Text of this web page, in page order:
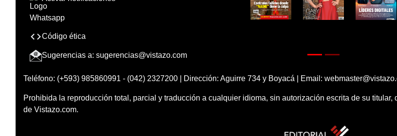
Código ética
Sugerencias a: sugerencias@vistazo.com
Teléfono: (+593) 985860991 - (042) 2327200 | Dirección: Aguirre 734 y Boyacá | Email:
Prohibida la reproducción total, parcial y traducción a cualquier idioma, sin autorización escrita de su titular,
de Vistazo.com.